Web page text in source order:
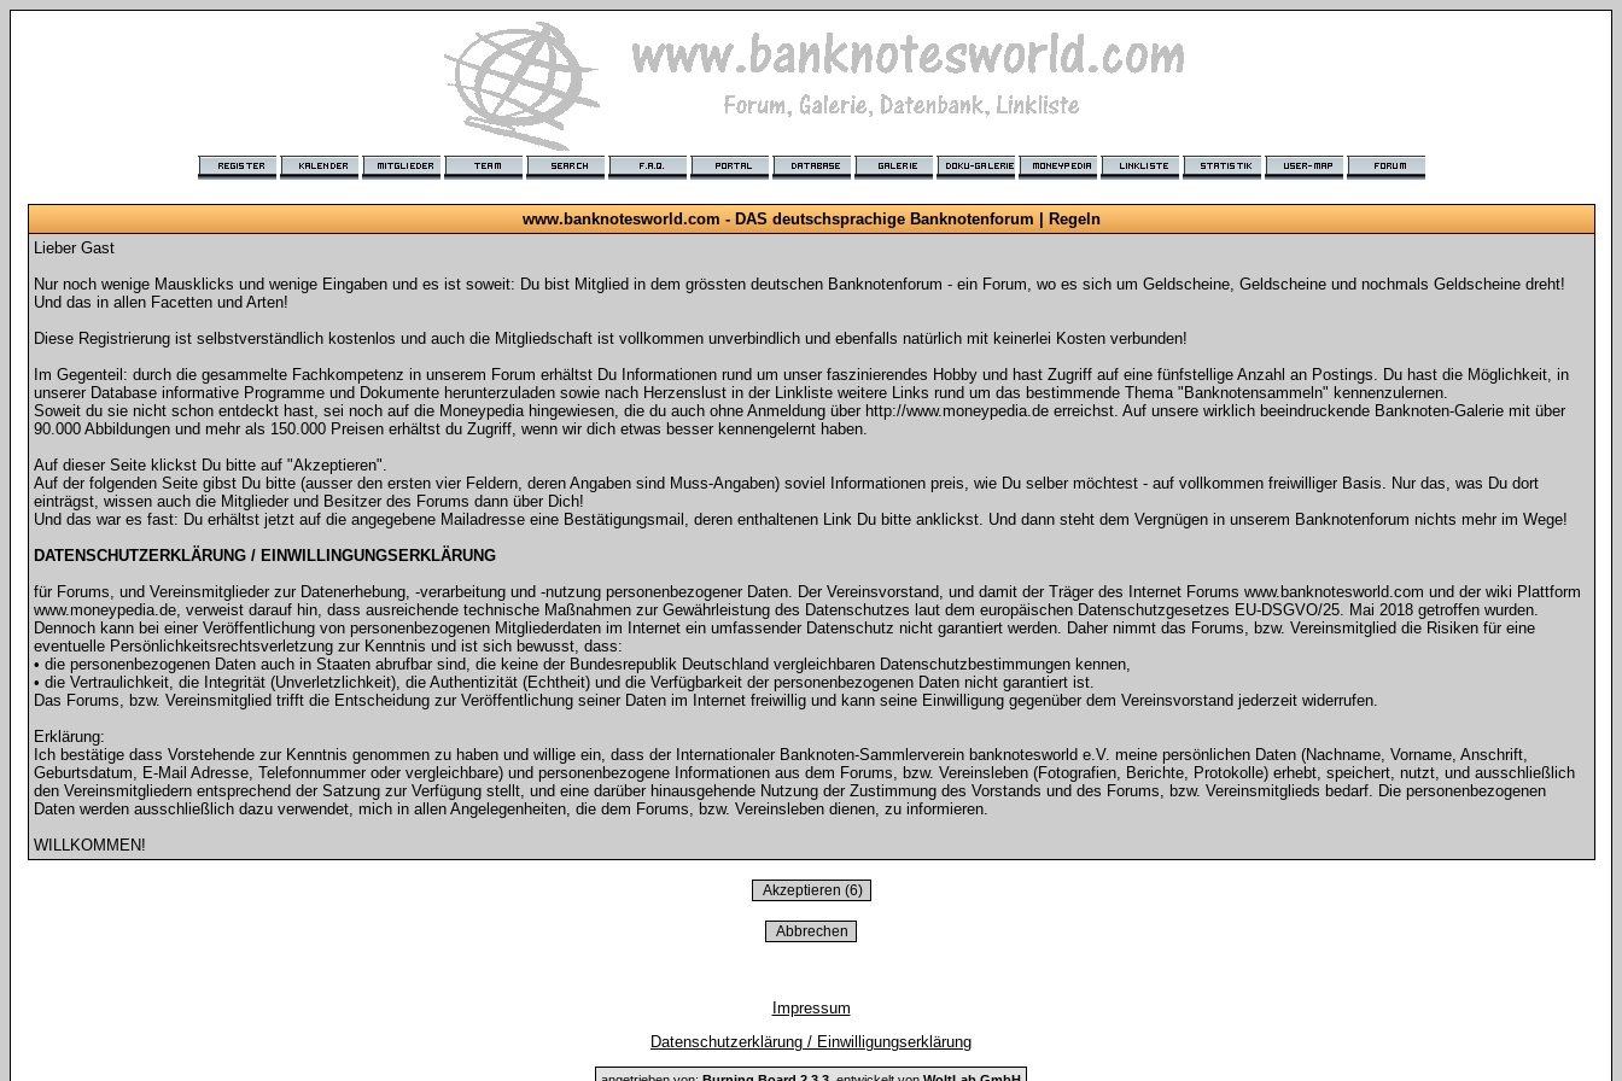
www.banknotesworld.com - DAS deutschsprachige Banknotenforum | Regeln
Lieber Gast
Nur noch wenige Mausklicks und wenige Eingaben und es ist soweit: Du bist Mitglied in dem grössten deutschen Banknotenforum - ein Forum, wo es sich um Geldscheine, Geldscheine und nochmals Geldscheine dreht!
Und das in allen Facetten und Arten!
Diese Registrierung ist selbstverständlich kostenlos und auch die Mitgliedschaft ist vollkommen unverbindlich und ebenfalls natürlich mit keinerlei Kosten verbunden!
Im Gegenteil: durch die gesammelte Fachkompetenz in unserem Forum erhältst Du Informationen rund um unser faszinierendes Hobby und hast Zugriff auf eine fünfstellige Anzahl an Postings. Du hast die Möglichkeit, in
unserer Database informative Programme und Dokumente herunterzuladen sowie nach Herzenslust in der Linkliste weitere Links rund um das bestimmende Thema "Banknotensammeln" kennenzulernen.
Soweit du sie nicht schon entdeckt hast, sei noch auf die Moneypedia hingewiesen, die du auch ohne Anmeldung über http://www.moneypedia.de erreichst. Auf unsere wirklich beeindruckende Banknoten-Galerie mit über
90.000 Abbildungen und mehr als 150.000 Preisen erhältst du Zugriff, wenn wir dich etwas besser kennengelernt haben.
Auf dieser Seite klickst Du bitte auf "Akzeptieren".
Auf der folgenden Seite gibst Du bitte (ausser den ersten vier Feldern, deren Angaben sind Muss-Angaben) soviel Informationen preis, wie Du selber möchtest - auf vollkommen freiwilliger Basis. Nur das, was Du dort
einträgst, wissen auch die Mitglieder und Besitzer des Forums dann über Dich!
Und das war es fast: Du erhältst jetzt auf die angegebene Mailadresse eine Bestätigungsmail, deren enthaltenen Link Du bitte anklickst. Und dann steht dem Vergnügen in unserem Banknotenforum nichts mehr im Wege!
DATENSCHUTZERKLÄRUNG / EINWILLINGUNGSERKLÄRUNG
für Forums, und Vereinsmitglieder zur Datenerhebung, -verarbeitung und -nutzung personenbezogener Daten. Der Vereinsvorstand, und damit der Träger des Internet Forums www.banknotesworld.com und der wiki Plattform
www.moneypedia.de, verweist darauf hin, dass ausreichende technische Maßnahmen zur Gewährleistung des Datenschutzes laut dem europäischen Datenschutzgesetzes EU-DSGVO/25. Mai 2018 getroffen wurden.
Dennoch kann bei einer Veröffentlichung von personenbezogenen Mitgliederdaten im Internet ein umfassender Datenschutz nicht garantiert werden. Daher nimmt das Forums, bzw. Vereinsmitglied die Risiken für eine
eventuelle Persönlichkeitsrechtsverletzung zur Kenntnis und ist sich bewusst, dass:
• die personenbezogenen Daten auch in Staaten abrufbar sind, die keine der Bundesrepublik Deutschland vergleichbaren Datenschutzbestimmungen kennen,
• die Vertraulichkeit, die Integrität (Unverletzlichkeit), die Authentizität (Echtheit) und die Verfügbarkeit der personenbezogenen Daten nicht garantiert ist.
Das Forums, bzw. Vereinsmitglied trifft die Entscheidung zur Veröffentlichung seiner Daten im Internet freiwillig und kann seine Einwilligung gegenüber dem Vereinsvorstand jederzeit widerrufen.
Erklärung:
Ich bestätige dass Vorstehende zur Kenntnis genommen zu haben und willige ein, dass der Internationaler Banknoten-Sammlerverein banknotesworld e.V. meine persönlichen Daten (Nachname, Vorname, Anschrift,
Geburtsdatum, E-Mail Adresse, Telefonnummer oder vergleichbare) und personenbezogene Informationen aus dem Forums, bzw. Vereinsleben (Fotografien, Berichte, Protokolle) erhebt, speichert, nutzt, und ausschließlich
den Vereinsmitgliedern entsprechend der Satzung zur Verfügung stellt, und eine darüber hinausgehende Nutzung der Zustimmung des Vorstands und des Forums, bzw. Vereinsmitglieds bedarf. Die personenbezogenen
Daten werden ausschließlich dazu verwendet, mich in allen Angelegenheiten, die dem Forums, bzw. Vereinsleben dienen, zu informieren.
WILLKOMMEN!
Impressum
Datenschutzerklärung / Einwilligungserklärung